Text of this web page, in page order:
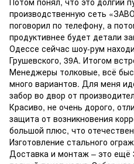
производственную сеть
поговорил по телефону, а
продуктивнее будет детали
Одессе сейчас шоу-рум
Грушевского, 39А. Итогом
Менеджеры толковые, всё
много вариантов. Для меня
забор во двор от
Красиво, не очень дорого,
защита от возникновения
большой плюс, что
Изготовление стального
Доставка и монтаж – это ещё